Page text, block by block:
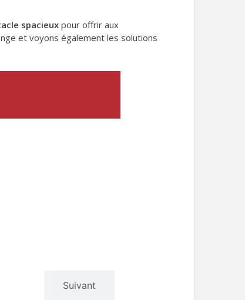
spacieux pour offrir aux
et voyons également les solutions